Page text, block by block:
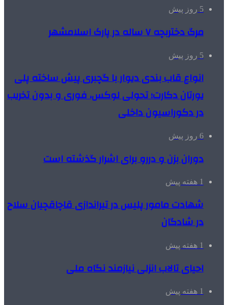
5 روز پیش
مرگ دختربچه ۷ ساله در پارک اسلامشهر
5 روز پیش
انواع قاب بندی دیوار با گچبری پیش ساخته پلی
یورتان دکارت؛ تحولی لوکس، فوری و بدون تخریب
در دکوراسیون داخلی
6 روز پیش
دوران بزن و دررو برای اشرار گذشته است
1 هفته پیش
شهادت مامور پلیس در تیراندازی قاچاقچیان سلاح
در شادگان
1 هفته پیش
احیای تالاب انزلی نیازمند نگاه ملی
1 هفته پیش